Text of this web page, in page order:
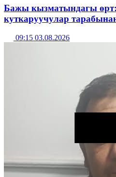
Бажы кызматындагы
куткаруучулар
09:15 03.08.2026